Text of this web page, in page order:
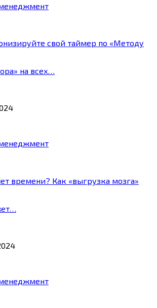
свой таймер по «Методу
на всех…
времени? Как «выгрузка мозга»